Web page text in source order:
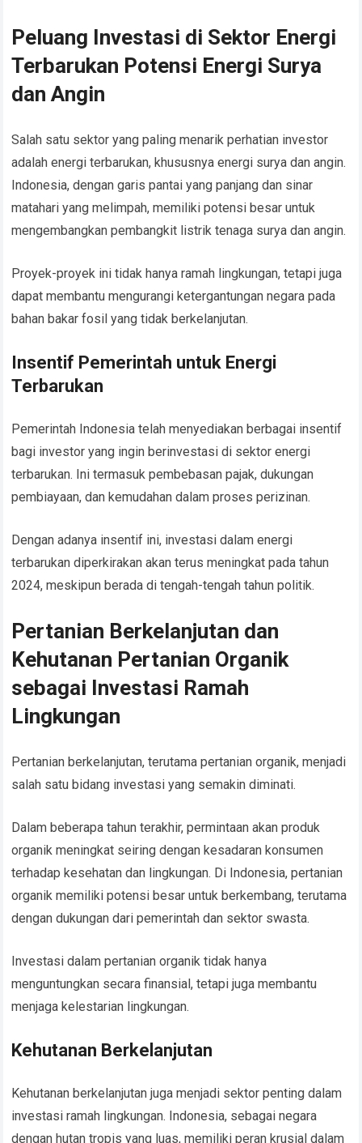
Peluang Investasi di Sektor Energi
Terbarukan Potensi Energi Surya
dan Angin
Salah satu sektor yang paling menarik perhatian investor
adalah energi terbarukan, khususnya energi surya dan angin.
Indonesia, dengan garis pantai yang panjang dan sinar
matahari yang melimpah, memiliki potensi besar untuk
mengembangkan pembangkit listrik tenaga surya dan angin.
Proyek-proyek ini tidak hanya ramah lingkungan, tetapi juga
dapat membantu mengurangi ketergantungan negara pada
bahan bakar fosil yang tidak berkelanjutan.
Insentif Pemerintah untuk Energi
Terbarukan
Pemerintah Indonesia telah menyediakan berbagai insentif
bagi investor yang ingin berinvestasi di sektor energi
terbarukan. Ini termasuk pembebasan pajak, dukungan
pembiayaan, dan kemudahan dalam proses perizinan.
Dengan adanya insentif ini, investasi dalam energi
terbarukan diperkirakan akan terus meningkat pada tahun
2024, meskipun berada di tengah-tengah tahun politik.
Pertanian Berkelanjutan dan
Kehutanan Pertanian Organik
sebagai Investasi Ramah
Lingkungan
Pertanian berkelanjutan, terutama pertanian organik, menjadi
salah satu bidang investasi yang semakin diminati.
Dalam beberapa tahun terakhir, permintaan akan produk
organik meningkat seiring dengan kesadaran konsumen
terhadap kesehatan dan lingkungan. Di Indonesia, pertanian
organik memiliki potensi besar untuk berkembang, terutama
dengan dukungan dari pemerintah dan sektor swasta.
Investasi dalam pertanian organik tidak hanya
menguntungkan secara finansial, tetapi juga membantu
menjaga kelestarian lingkungan.
Kehutanan Berkelanjutan
Kehutanan berkelanjutan juga menjadi sektor penting dalam
investasi ramah lingkungan. Indonesia, sebagai negara
dengan hutan tropis yang luas, memiliki peran krusial dalam